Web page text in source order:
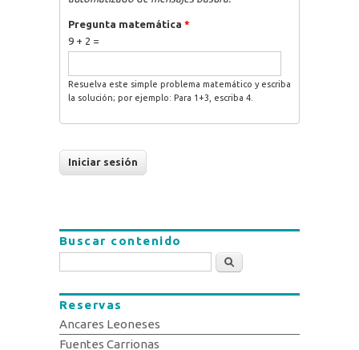
Pregunta matemática *
9 + 2 =
Resuelva este simple problema matemático y escriba
la solución; por ejemplo: Para 1+3, escriba 4.
Buscar contenido
Buscar
Reservas
Ancares Leoneses
Fuentes Carrionas